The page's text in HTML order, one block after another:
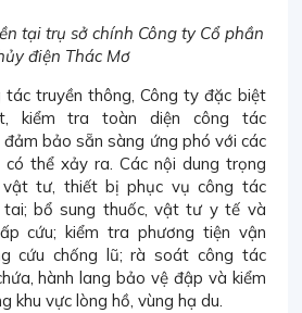
tại trụ sở chính Công ty Cổ phần
điện Thác Mơ
tác truyền thông, Công ty đặc biệt
kiểm tra toàn diện công tác
bảo sẵn sàng ứng phó với các
thể xảy ra. Các nội dung trọng
tư, thiết bị phục vụ công tác
tai; bổ sung thuốc, vật tư y tế và
cứu; kiểm tra phương tiện vận
cứu chống lũ; rà soát công tác
hành lang bảo vệ đập và kiểm
khu vực lòng hồ, vùng hạ du.